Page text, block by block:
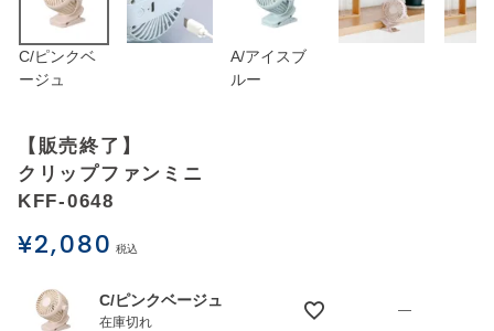
ログイン
C/ピンクベ
ージュ
A/アイスブ
ルー
【販売終了】
クリップファンミニ
KFF-0648
¥2,080 税込
C/ピンクベージュ
在庫切れ
—